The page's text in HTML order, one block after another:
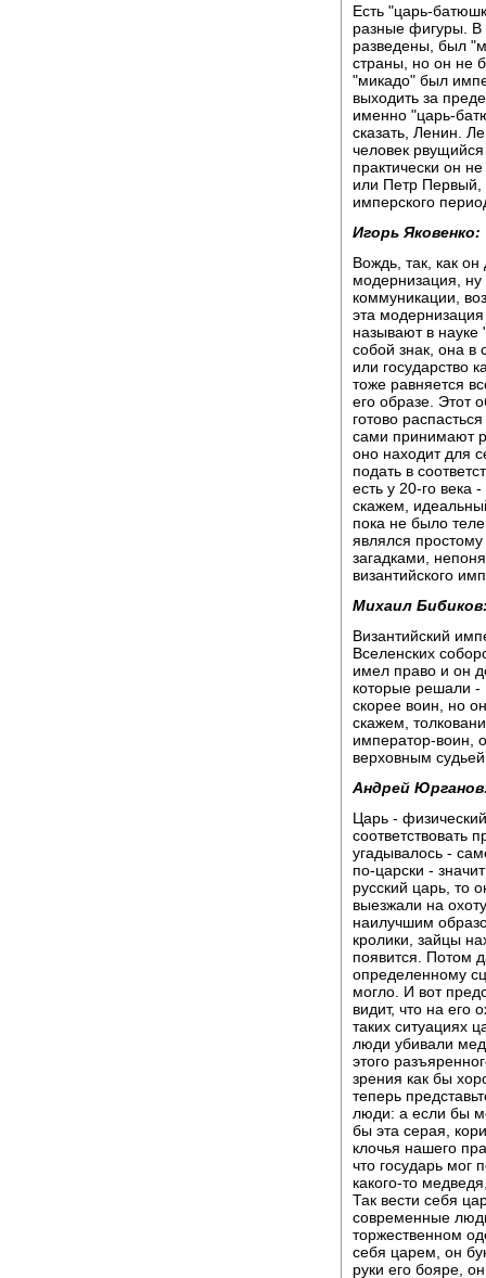
Есть "царь-
разные фигуры. В
разведены, был
страны, но он не
"микадо" был
выходить за
именно "царь-
сказать, Ленин.
человек
практически он
или Петр Первый,
имперского
Игорь Яковенко:
Вождь, так, как
модернизация, ну
коммуникации,
эта
называют в науке
собой знак, она в
или государство
тоже равняется
его образе. Этот
готово
сами принимают
оно находит для
подать в
есть у 20-го века
скажем,
пока не было
являлся
загадками,
византийского
Михаил
Византийский
Вселенских
имел право и он
которые решали -
скорее воин, но
скажем,
император-воин,
верховным
Андрей
Царь -
соответствовать
угадывалось -
по-царски -
русский царь, то
выезжали на
наилучшим
кролики, зайцы
появится. Потом
определенному
могло. И вот
видит, что на его
таких ситуациях
люди убивали
этого
зрения как бы
теперь
люди: а если бы
бы эта серая,
клочья нашего
что государь мог
какого-то
Так вести себя
современные
торжественном
себя царем, он
руки его бояре,